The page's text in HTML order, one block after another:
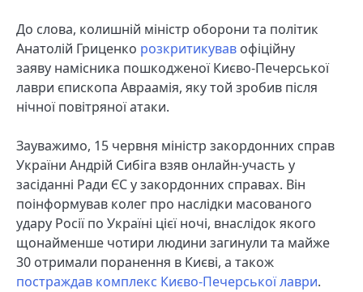
До слова, колишній міністр оборони та політик
Анатолій Гриценко розкритикував офіційну
заяву намісника пошкодженої Києво-Печерської
лаври єпископа Авраамія, яку той зробив після
нічної повітряної атаки.
Зауважимо, 15 червня міністр закордонних справ
України Андрій Сибіга взяв онлайн-участь у
засіданні Ради ЄС у закордонних справах. Він
поінформував колег про наслідки масованого
удару Росії по Україні цієї ночі, внаслідок якого
щонайменше чотири людини загинули та майже
30 отримали поранення в Києві, а також
постраждав комплекс Києво-Печерської лаври.